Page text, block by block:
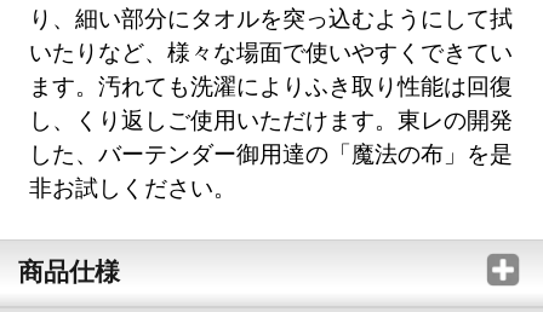
り、細い部分にタオルを突っ込むようにして拭
いたりなど、様々な場面で使いやすくできてい
ます。汚れても洗濯によりふき取り性能は回復
し、くり返しご使用いただけます。東レの開発
した、バーテンダー御用達の「魔法の布」を是
非お試しください。
商品仕様